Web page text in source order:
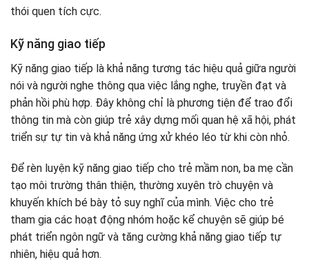
thói quen tích cực.
Kỹ năng giao tiếp
Kỹ năng giao tiếp là khả năng tương tác hiệu quả giữa người
nói và người nghe thông qua việc lắng nghe, truyền đạt và
phản hồi phù hợp. Đây không chỉ là phương tiện để trao đổi
thông tin mà còn giúp trẻ xây dựng mối quan hệ xã hội, phát
triển sự tự tin và khả năng ứng xử khéo léo từ khi còn nhỏ.
Để rèn luyện kỹ năng giao tiếp cho trẻ mầm non, ba mẹ cần
tạo môi trường thân thiện, thường xuyên trò chuyện và
khuyến khích bé bày tỏ suy nghĩ của mình. Việc cho trẻ
tham gia các hoạt động nhóm hoặc kể chuyện sẽ giúp bé
phát triển ngôn ngữ và tăng cường khả năng giao tiếp tự
nhiên, hiệu quả hơn.